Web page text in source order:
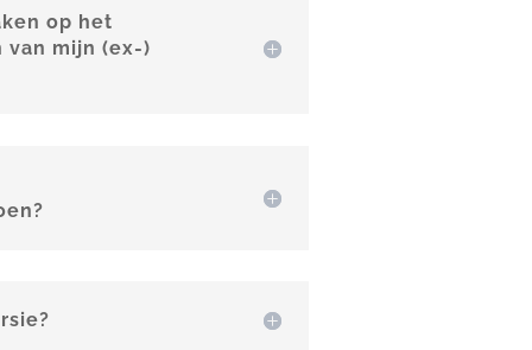
op het
van mijn (ex-)